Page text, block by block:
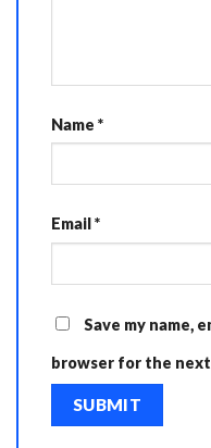
Name *
Email*
Save my name,
browser for the